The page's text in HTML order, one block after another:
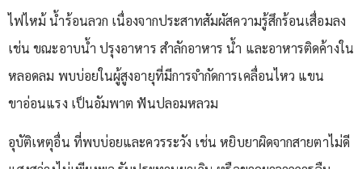
ไฟไหม้ น้ำร้อนลวก เนื่องจากประสาทสัมผัสความรู้สึกร้อนเสื่อมลง
เช่น ขณะอาบน้ำ ปรุงอาหาร สำลักอาหาร น้ำ และอาหารติดค้างใน
หลอดลม พบบ่อยในผู้สูงอายุที่มีการจำกัดการเคลื่อนไหว แขน
ขาอ่อนแรง เป็นอัมพาต ฟันปลอมหลวม
อุบัติเหตุอื่น ที่พบบ่อยและควรระวัง เช่น หยิบยาผิดจากสายตาไม่ดี